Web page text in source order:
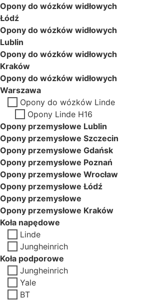
Opony do wózków widłowych
Łódź
Opony do wózków widłowych
Lublin
Opony do wózków widłowych
Kraków
Opony do wózków widłowych
Warszawa
Opony do wózków Linde
Opony Linde H16
Opony przemysłowe Lublin
Opony przemysłowe Szczecin
Opony przemysłowe Gdańsk
Opony przemysłowe Poznań
Opony przemysłowe Wrocław
Opony przemysłowe Łódź
Opony przemysłowe
Opony przemysłowe Kraków
Koła napędowe
Linde
Jungheinrich
Koła podporowe
Jungheinrich
Yale
BT